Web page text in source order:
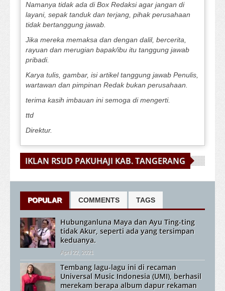
Namanya tidak ada di Box Redaksi agar jangan di
layani, sepak tanduk dan terjang, pihak perusahaan
tidak bertanggung jawab.
Jika mereka memaksa dan dengan dalil, bercerita,
rayuan dan merugian bapak/ibu itu tanggung jawab
pribadi.
Karya tulis, gambar, isi artikel tanggung jawab Penulis,
wartawan dan pimpinan Redak bukan perusahaan.
terima kasih imbauan ini semoga di mengerti.
ttd
Direktur.
IKLAN RSUD PAKUHAJI KAB. TANGERANG
POPULAR COMMENTS TAGS
Hubunganluna Maya dan Ayu Ting-ting
tidak Akur, seperti ada yang tersimpan
keduanya.
April 22, 2021
Tembang lagu-lagu ini di recaman
Universal Music Indonesia (UMI), berhasil
merekam berapa album dapur rekaman